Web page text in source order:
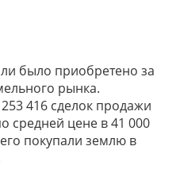
было приобретено за
рынка.
416 сделок продажи
средней цене в 41 000
покупали землю в